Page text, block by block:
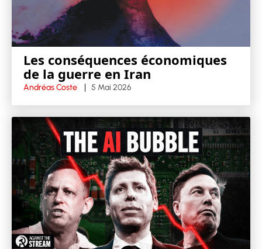
Les conséquences économiques
de la guerre en Iran
Andréas Coste 5 Mai 2026